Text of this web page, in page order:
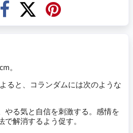
。
ると、コランダムには次のような
やる気と自信を刺激する。感情を
解消するよう促す。